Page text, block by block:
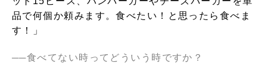
品で何個か頼みます。食べたい！と思ったら食べま
す！」
──食べてない時ってどういう時ですか？